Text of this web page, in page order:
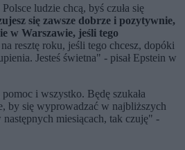
ludzie chcą, byś czuła się
się zawsze dobrze i pozytywnie,
w Warszawie, jeśli tego
resztę roku, jeśli tego chcesz, dopóki
Jesteś świetna" - pisał Epstein w
i wszystko. Będę szukała
by się wyprowadzać w najbliższych
miesiącach, tak czuję" -